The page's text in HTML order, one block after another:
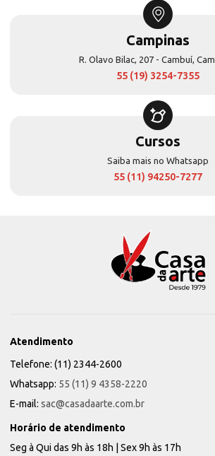
Campinas
R. Olavo Bilac, 207 - Cambuí,
55 (19) 3254-7355
Cursos
Saiba mais no Whatsapp
55 (11) 94250-7277
Atendimento
Telefone: (11) 2344-2600
Whatsapp: 55 (11) 9 4358-2220
E-mail: sac@casadaarte.com.br
Horário de atendimento
Seg à Qui das 9h às 18h | Sex 9h às 17h